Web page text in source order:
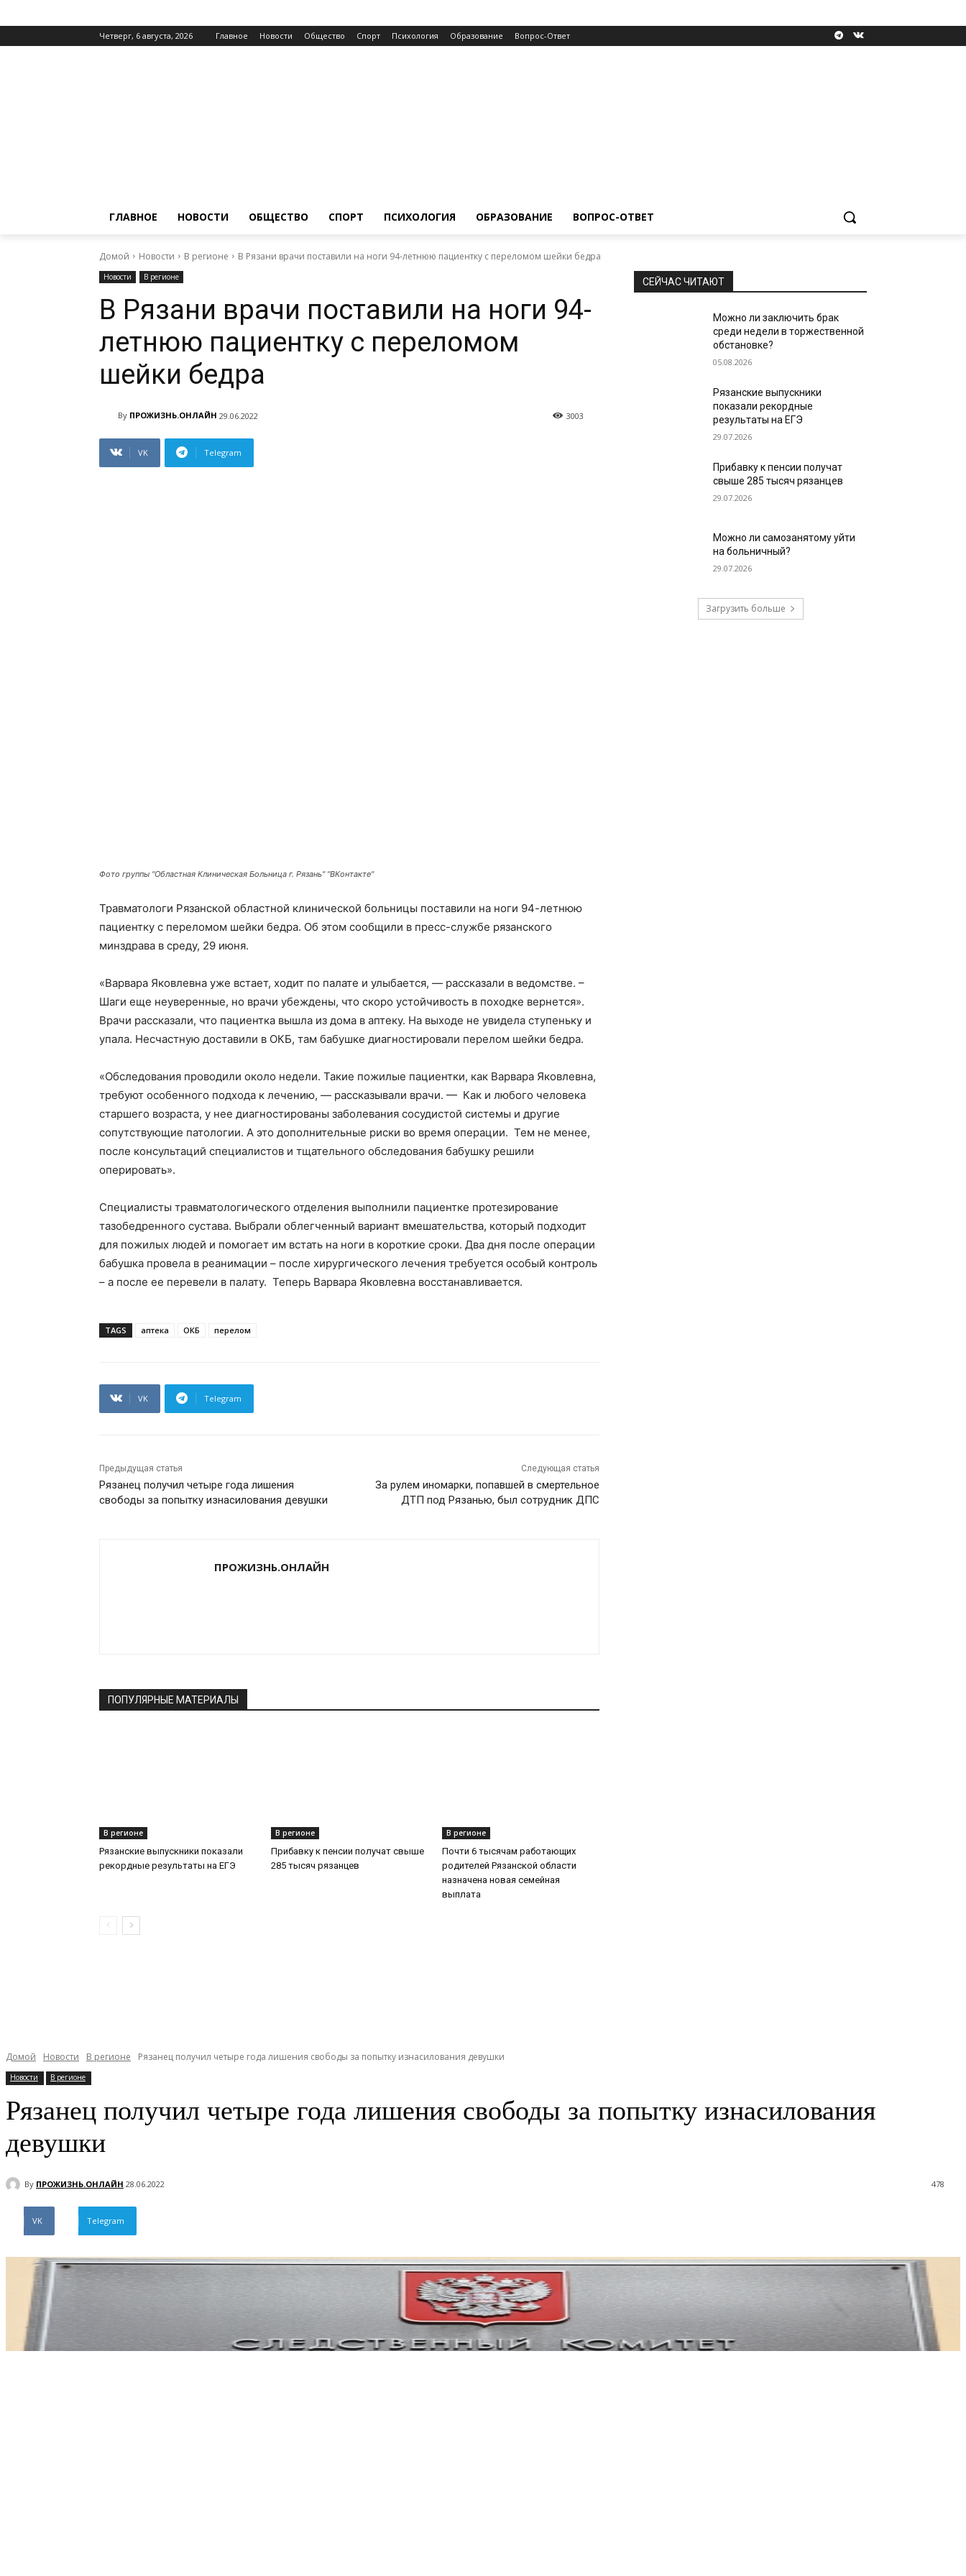
Четверг, 6 августа, 2026 Главное Новости Общество Спорт Психология Образование Вопрос-Ответ
ГЛАВНОЕ НОВОСТИ ОБЩЕСТВО СПОРТ ПСИХОЛОГИЯ ОБРАЗОВАНИЕ ВОПРОС-ОТВЕТ
Домой Новости В регионе В Рязани врачи поставили на ноги 94-летнюю пациентку с переломом шейки бедра
Новости В регионе
В Рязани врачи поставили на ноги 94-
летнюю пациентку с переломом
шейки бедра
By ПРОЖИЗНЬ.ОНЛАЙН 29.06.2022 3003
VK Telegram
Фото группы "Областная Клиническая Больница г. Рязань" "ВКонтакте"
Травматологи Рязанской областной клинической больницы поставили на ноги 94-летнюю
пациентку с переломом шейки бедра. Об этом сообщили в пресс-службе рязанского
минздрава в среду, 29 июня.
«Варвара Яковлевна уже встает, ходит по палате и улыбается, — рассказали в ведомстве. –
Шаги еще неуверенные, но врачи убеждены, что скоро устойчивость в походке вернется».
Врачи рассказали, что пациентка вышла из дома в аптеку. На выходе не увидела ступеньку и
упала. Несчастную доставили в ОКБ, там бабушке диагностировали перелом шейки бедра.
«Обследования проводили около недели. Такие пожилые пациентки, как Варвара Яковлевна,
требуют особенного подхода к лечению, — рассказывали врачи. — Как и любого человека
старшего возраста, у нее диагностированы заболевания сосудистой системы и другие
сопутствующие патологии. А это дополнительные риски во время операции. Тем не менее,
после консультаций специалистов и тщательного обследования бабушку решили
оперировать».
Специалисты травматологического отделения выполнили пациентке протезирование
тазобедренного сустава. Выбрали облегченный вариант вмешательства, который подходит
для пожилых людей и помогает им встать на ноги в короткие сроки. Два дня после операции
бабушка провела в реанимации – после хирургического лечения требуется особый контроль
– а после ее перевели в палату. Теперь Варвара Яковлевна восстанавливается.
TAGS аптека ОКБ перелом
VK Telegram
Предыдущая статья
Рязанец получил четыре года лишения
свободы за попытку изнасилования девушки
Следующая статья
За рулем иномарки, попавшей в смертельное
ДТП под Рязанью, был сотрудник ДПС
ПРОЖИЗНЬ.ОНЛАЙН
ПОПУЛЯРНЫЕ МАТЕРИАЛЫ
В регионе
Рязанские выпускники показали
рекордные результаты на ЕГЭ
В регионе
Прибавку к пенсии получат свыше
285 тысяч рязанцев
В регионе
Почти 6 тысячам работающих
родителей Рязанской области
назначена новая семейная
выплата
СЕЙЧАС ЧИТАЮТ
Можно ли заключить брак
среди недели в торжественной
обстановке?
05.08.2026
Рязанские выпускники
показали рекордные
результаты на ЕГЭ
29.07.2026
Прибавку к пенсии получат
свыше 285 тысяч рязанцев
29.07.2026
Можно ли самозанятому уйти
на больничный?
29.07.2026
Загрузить больше